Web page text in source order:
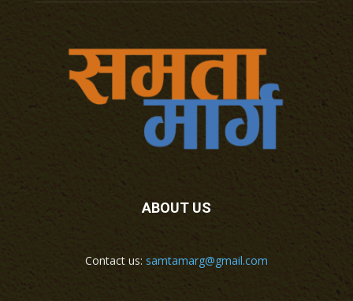
ABOUT US
Contact us: samtamarg@gmail.com